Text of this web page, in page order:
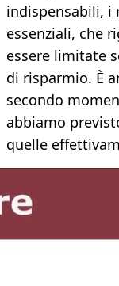
indispensabili, i
essenziali, che
essere limitate
di risparmio. È
secondo
abbiamo
quelle